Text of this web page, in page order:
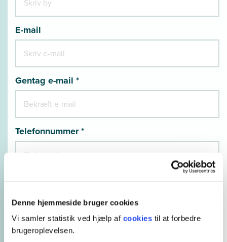
Denne hjemmeside bruger cookies
Vi samler statistik ved hjælp af cookies til at forbedre
brugeroplevelsen.
E-mail
Gentag e-mail *
Telefonnummer *